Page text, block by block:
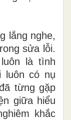
lắng nghe,
sửa lỗi.
là tình
luôn có nụ
từng gặp
giữa hiểu
khắc